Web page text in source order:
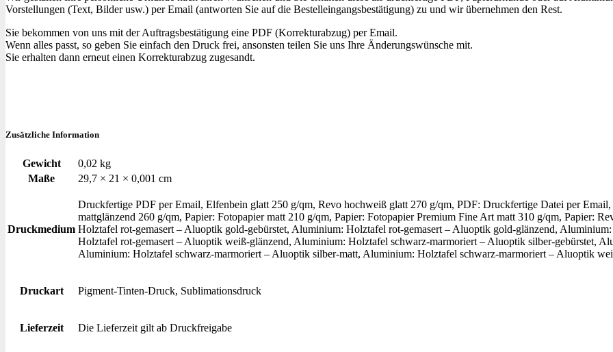
Vorstellungen (Text, Bilder usw.) per Email (antworten Sie auf die Bestelleingangsbestätigung) zu und wir übernehmen den Rest.
Sie bekommen von uns mit der Auftragsbestätigung eine PDF (Korrekturabzug) per Email.
Wenn alles passt, so geben Sie einfach den Druck frei, ansonsten teilen Sie uns Ihre Änderungswünsche mit.
Sie erhalten dann erneut einen Korrekturabzug zugesandt.
Zusätzliche Information
Gewicht
0,02 kg
Maße
29,7 × 21 × 0,001 cm
Druckmedium
Druckfertige PDF per Email, Elfenbein glatt 250 g/qm, Revo hochweiß glatt 270 g/qm, PDF: Druckfertige Datei per
mattglänzend 260 g/qm, Papier: Fotopapier matt 210 g/qm, Papier: Fotopapier Premium Fine Art matt 310 g/qm, Papier:
Holztafel rot-gemasert – Aluoptik gold-gebürstet, Aluminium: Holztafel rot-gemasert – Aluoptik gold-glänzend,
Holztafel rot-gemasert – Aluoptik weiß-glänzend, Aluminium: Holztafel schwarz-marmoriert – Aluoptik silber-gebürstet,
Aluminium: Holztafel schwarz-marmoriert – Aluoptik silber-matt, Aluminium: Holztafel schwarz-marmoriert – Aluoptik
Druckart Pigment-Tinten-Druck, Sublimationsdruck
Lieferzeit Die Lieferzeit gilt ab Druckfreigabe